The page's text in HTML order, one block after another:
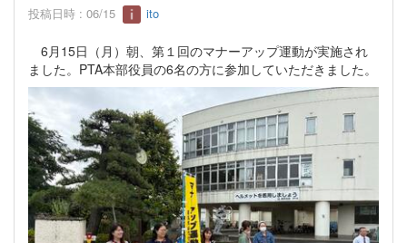
投稿日時 : 06/15 ito
6月15日（月）朝、第１回のマナーアップ運動が実施され
ました。PTA本部役員の6名の方に参加していただきました。